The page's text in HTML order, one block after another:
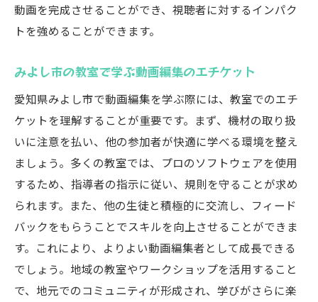
動画を完成させることができ、視聴者に対するインパク
トを強めることができます。
みよし市の教室で学ぶ動画編集のエチケット
愛知県みよし市で動画編集を学ぶ際には、教室でのエチ
ケットを理解することが重要です。まず、機材の取り扱
いに注意を払い、他の参加者が快適に学べる環境を整え
ましょう。多くの教室では、プロのソフトウェアを使用
するため、指導者の指示に従い、規則を守ることが求め
られます。また、他の生徒と積極的に交流し、フィード
バックをもらうことでスキルを向上させることができま
す。これにより、よりよい動画編集者として成長できる
でしょう。地域の教室やワークショップを活用すること
で、地元でのコミュニティが形成され、学びがさらに楽